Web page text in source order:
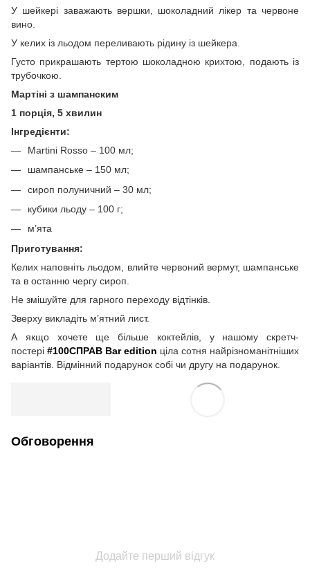
У шейкері заважають вершки, шоколадний лікер та червоне
вино.
У келих із льодом переливають рідину із шейкера.
Густо прикрашають тертою шоколадною крихтою, подають із
трубочкою.
Мартіні з шампанским
1 порція, 5 хвилин
Інгредієнти:
Martini Rosso – 100 мл;
шампанське – 150 мл;
сироп полуничний – 30 мл;
кубики льоду – 100 г;
м’ята
Приготування:
Келих наповніть льодом, влийте червоний вермут, шампанське
та в останню чергу сироп.
Не змішуйте для гарного переходу відтінків.
Зверху викладіть м’ятний лист.
А якщо хочете ще більше коктейлів, у нашому скретч-
постері #100СПРАВ Bar edition ціла сотня найрізноманітніших
варіантів. Відмінний подарунок собі чи другу на подарунок.
Обговорення
Додайте перший відгук